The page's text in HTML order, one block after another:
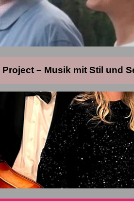
– Musik mit Stil und